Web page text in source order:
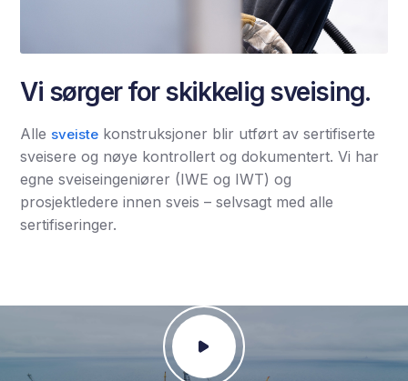
Vi sørger for skikkelig sveising.
Alle sveiste konstruksjoner blir utført av sertifiserte
sveisere og nøye kontrollert og dokumentert. Vi har
egne sveiseingeniører (IWE og IWT) og
prosjektledere innen sveis – selvsagt med alle
sertifiseringer.